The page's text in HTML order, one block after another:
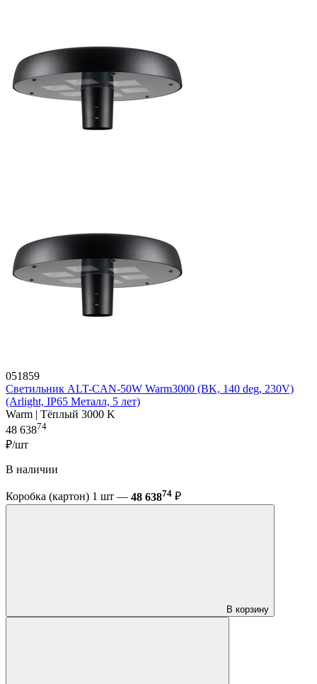
051859
Светильник ALT-CAN-50W Warm3000 (BK, 140 deg, 230V)
(Arlight, IP65 Металл, 5 лет)
Warm | Тёплый 3000 K
48 63874
₽/шт
В наличии
Коробка (картон) 1 шт — 48 63874 ₽
В корзину